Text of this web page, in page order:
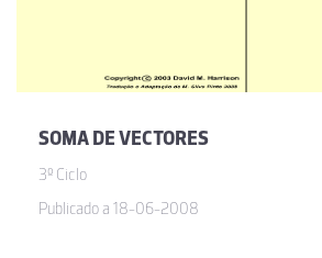
SOMA DE VECTORES
3º Ciclo
Publicado a 18-06-2008